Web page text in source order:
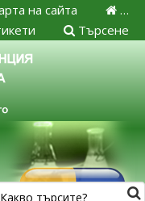
…
на сайта
Търсене